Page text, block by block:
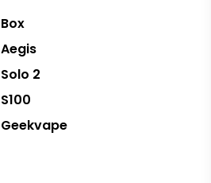
Box
Aegis
Solo 2
S100
Geekvape